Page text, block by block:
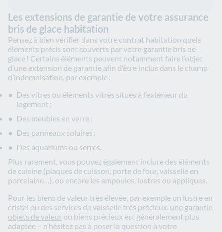
Les extensions de garantie de votre assurance
bris de glace habitation
Pensez à bien vérifier dans votre contrat habitation quels
éléments précis sont couverts par votre garantie bris de
glace ! Certains éléments peuvent notamment faire l’objet
d’une extension de garantie afin d’être inclus dans le champ
d’indemnisation, par exemple :
Des vitres ou éléments vitrés situés à l’extérieur du
logement ;
Des meubles en verre ;
Des panneaux solaires ;
Des aquariums ou serres.
Plus rarement, vous pouvez également inclure des éléments
de cuisine (plaques de cuisson, porte de four, vaisselle en
porcelaine…), ou encore les ampoules, lustres ou appliques.
Pour les biens de valeur très élevée, par exemple un lustre en
cristal ou des services de vaisselle très précieux, une garantie
objets de valeur ou biens précieux est généralement plus
adaptée – n’hésitez pas à poser la question à votre